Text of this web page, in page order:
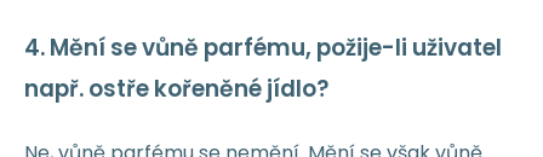
4. Mění se vůně parfému, požije-li uživatel
např. ostře kořeněné jídlo?